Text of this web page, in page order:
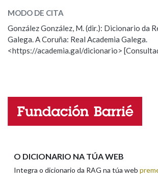
OUTRAS OPCIÓNS DE BUSCA
Marcas gramaticais
ESCOLLE UNHA OPCIÓN:
Observación Hai un erro na
Propoño mellorar a definición
Nome
MODO DE CITA
González González, M. (dir.): Dicionario da
Galega. A Coruña: Real Academia Galega.
<https://academia.gal/dicionario>
O DICIONARIO NA TÚA WEB
Integra o dicionario da RAG na túa web